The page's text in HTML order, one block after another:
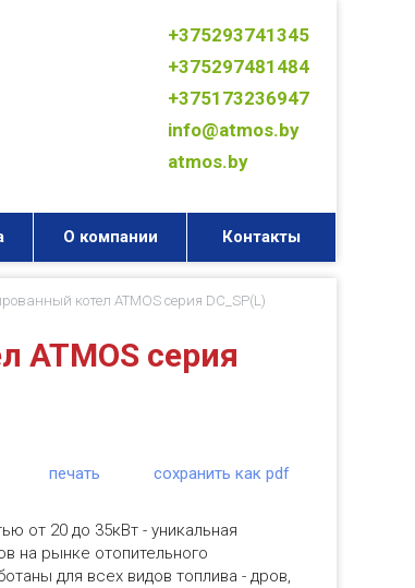
+375293741345
+375297481484
+375173236947
info@atmos.by
atmos.by
О компании Контакты
котел ATMOS серия DC_SP(L)
ATMOS серия
печать сохранить как pdf
от 20 до 35кВт - уникальная
на рынке отопительного
для всех видов топлива - дров,